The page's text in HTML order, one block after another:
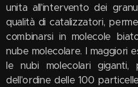
unita all'intervento dei
qualità di catalizzatori,
combinarsi in molecole
nube molecolare. I maggiori
le nubi molecolari giganti,
dell'ordine delle 100